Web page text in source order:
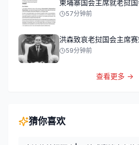
柬埔寨国会主席就老挝
57分钟前
洪森致哀老挝国会主席
59分钟前
查看更多 →
猜你喜欢